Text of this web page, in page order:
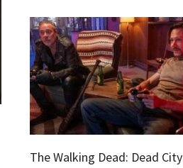
The Walking Dead: Dead City